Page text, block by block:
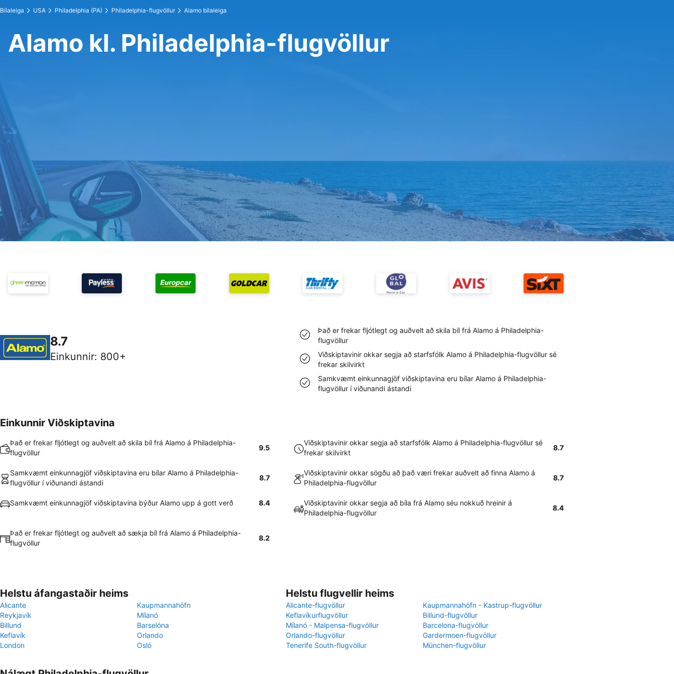
Bílaleiga USA Philadelphia (PA) Philadelphia-flugvöllur Alamo bílaleiga
Alamo kl. Philadelphia-flugvöllur
8.7
Einkunnir: 800+
Það er frekar fljótlegt og auðvelt að skila bíl frá Alamo á Philadelphia-
flugvöllur
Viðskiptavinir okkar segja að starfsfólk Alamo á Philadelphia-flugvöllur sé
frekar skilvirkt
Samkvæmt einkunnagjöf viðskiptavina eru bílar Alamo á Philadelphia-
flugvöllur í viðunandi ástandi
Einkunnir Viðskiptavina
Það er frekar fljótlegt og auðvelt að skila bíl frá Alamo á Philadelphia-
flugvöllur
9.5
Viðskiptavinir okkar segja að starfsfólk Alamo á Philadelphia-flugvöllur sé
frekar skilvirkt
8.7
Samkvæmt einkunnagjöf viðskiptavina eru bílar Alamo á Philadelphia-
flugvöllur í viðunandi ástandi
8.7
Viðskiptavinir okkar sögðu að það væri frekar auðvelt að finna Alamo á
Philadelphia-flugvöllur
8.7
Samkvæmt einkunnagjöf viðskiptavina býður Alamo upp á gott verð 8.4
Viðskiptavinir okkar segja að bíla frá Alamo séu nokkuð hreinir á
Philadelphia-flugvöllur
8.4
Það er frekar fljótlegt og auðvelt að sækja bíl frá Alamo á Philadelphia-
flugvöllur
8.2
Helstu áfangastaðir heims
Alicante
Kaupmannahöfn
Reykjavík
Mílanó
Billund
Barselóna
Keflavík
Orlando
London
Osló
Helstu flugvellir heims
Alicante-flugvöllur
Kaupmannahöfn - Kastrup-flugvöllur
Keflavíkurflugvöllur
Billund-flugvöllur
Mílanó - Malpensa-flugvöllur
Barcelona-flugvöllur
Orlando-flugvöllur
Gardermoen-flugvöllur
Tenerife South-flugvöllur
München-flugvöllur